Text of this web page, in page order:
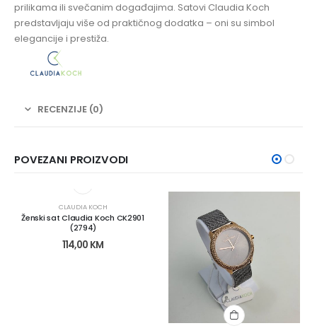
prilikama ili svečanim događajima. Satovi Claudia Koch
predstavljaju više od praktičnog dodatka – oni su simbol
elegancije i prestiža.
RECENZIJE (0)
POVEZANI PROIZVODI
CLAUDIA KOCH
Ženski sat Claudia Koch CK2901
(2794)
114,00 KM